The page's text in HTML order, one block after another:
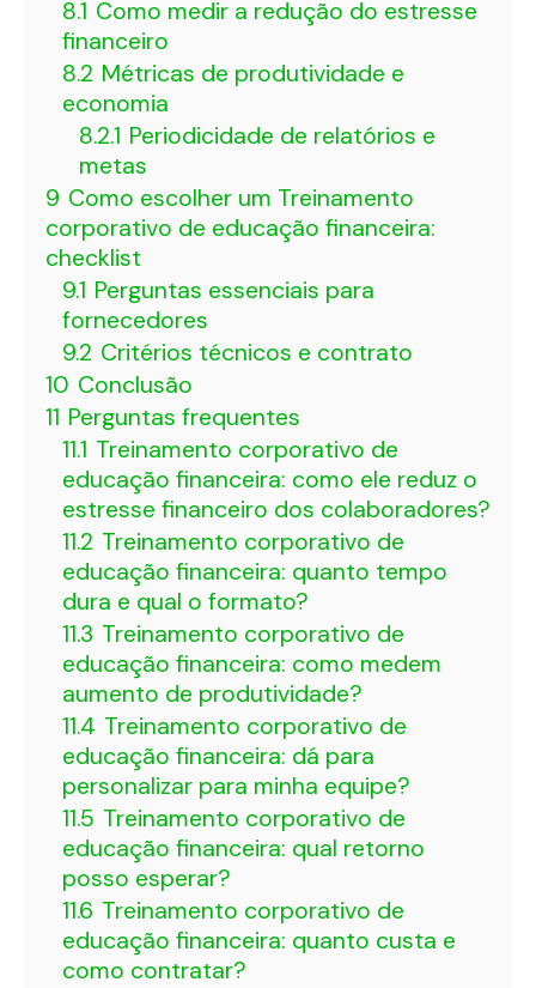
8.1 Como medir a redução do estresse
financeiro
8.2 Métricas de produtividade e
economia
8.2.1 Periodicidade de relatórios e
metas
9 Como escolher um Treinamento
corporativo de educação financeira:
checklist
9.1 Perguntas essenciais para
fornecedores
9.2 Critérios técnicos e contrato
10 Conclusão
11 Perguntas frequentes
11.1 Treinamento corporativo de
educação financeira: como ele reduz o
estresse financeiro dos colaboradores?
11.2 Treinamento corporativo de
educação financeira: quanto tempo
dura e qual o formato?
11.3 Treinamento corporativo de
educação financeira: como medem
aumento de produtividade?
11.4 Treinamento corporativo de
educação financeira: dá para
personalizar para minha equipe?
11.5 Treinamento corporativo de
educação financeira: qual retorno
posso esperar?
11.6 Treinamento corporativo de
educação financeira: quanto custa e
como contratar?